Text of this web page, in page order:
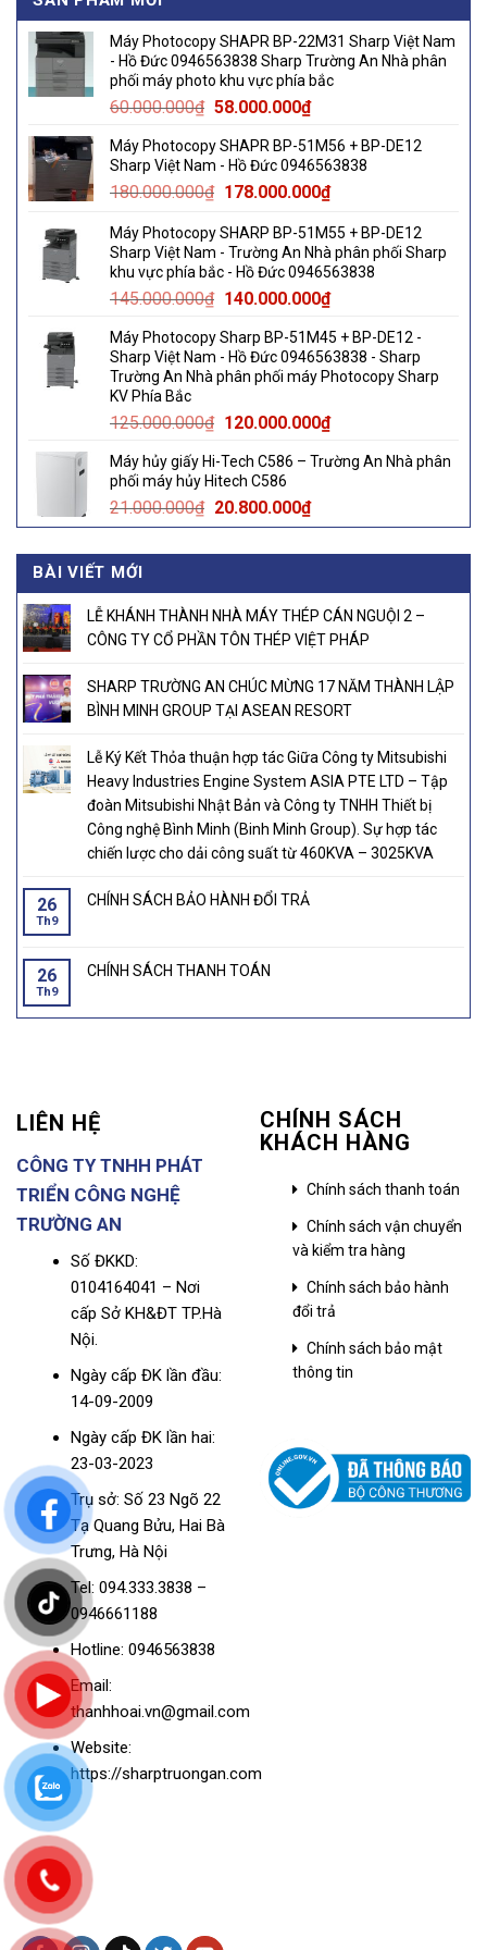
Máy Photocopy SHAPR BP-22M31 Sharp Việt Nam
- Hồ Đức 0946563838 Sharp Trường An Nhà phân
phối máy photo khu vực phía bắc
60.000.000₫ Original
was:
60.000.000₫.
58.000.000₫Current
is:
58.000.000₫.
Máy Photocopy SHAPR BP-51M56 + BP-DE12
Sharp Việt Nam - Hồ Đức 0946563838
180.000.000₫ Original
was:
180.000.000₫.
178.000.000₫Current
is:
178.000.000₫.
Máy Photocopy SHARP BP-51M55 + BP-DE12
Sharp Việt Nam - Trường An Nhà phân phối Sharp
khu vực phía bắc - Hồ Đức 0946563838
145.000.000₫ Original
was:
145.000.000₫.
140.000.000₫Current
is:
140.000.000₫.
Máy Photocopy Sharp BP-51M45 + BP-DE12 -
Sharp Việt Nam - Hồ Đức 0946563838 - Sharp
Trường An Nhà phân phối máy Photocopy Sharp
KV Phía Bắc
125.000.000₫ Original
was:
125.000.000₫.
120.000.000₫Current
is:
Máy hủy giấy Hi-Tech C586 – Trường An Nhà phân
phối máy hủy Hitech C586
21.000.000₫ Original
price
was:
20.800.000₫Current
price
is:
BÀI VIẾT MỚI
LỄ KHÁNH THÀNH NHÀ MÁY THÉP CÁN NGUỘI 2 –
CÔNG TY CỔ PHẦN TÔN THÉP VIỆT PHÁP
SHARP TRƯỜNG AN CHÚC MỪNG 17 NĂM THÀNH LẬP
BÌNH MINH GROUP TẠI ASEAN RESORT
Lễ Ký Kết Thỏa thuận hợp tác Giữa Công ty Mitsubishi
Heavy Industries Engine System ASIA PTE LTD – Tập
đoàn Mitsubishi Nhật Bản và Công ty TNHH Thiết bị
Công nghệ Bình Minh (Binh Minh Group). Sự hợp tác
chiến lược cho dải công suất từ 460KVA – 3025KVA
26
Th9
CHÍNH SÁCH BẢO HÀNH ĐỔI TRẢ
26
Th9
CHÍNH SÁCH THANH TOÁN
LIÊN HỆ
CÔNG TY TNHH PHÁT
TRIỂN CÔNG NGHỆ
TRƯỜNG AN
Số ĐKKD:
0104164041 – Nơi
cấp Sở KH&ĐT TP.Hà
Nội.
Ngày cấp ĐK lần đầu:
14-09-2009
Ngày cấp ĐK lần hai:
23-03-2023
Trụ sở: Số 23 Ngõ 22
Tạ Quang Bửu, Hai Bà
Trưng, Hà Nội
Tel: 094.333.3838 –
0946661188
Hotline: 0946563838
Email:
thanhhoai.vn@gmail.com
Website:
https://sharptruongan.com
CHÍNH SÁCH
KHÁCH HÀNG
Chính sách thanh toán
Chính sách vận chuyển
và kiểm tra hàng
Chính sách bảo hành
đổi trả
Chính sách bảo mật
thông tin